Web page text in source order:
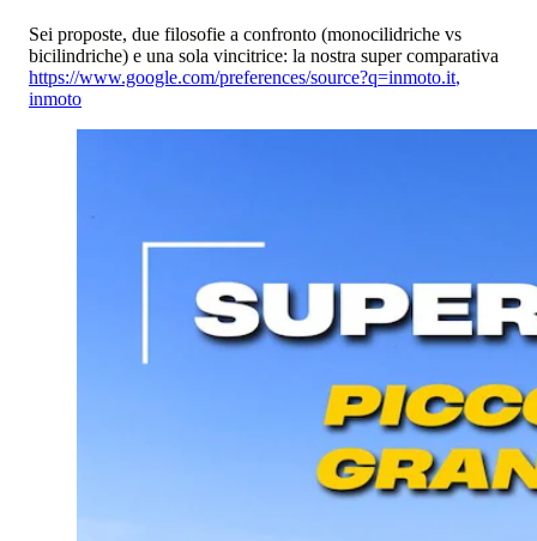
Sei proposte, due filosofie a confronto (monocilidriche vs
bicilindriche) e una sola vincitrice: la nostra super comparativa
https://www.google.com/preferences/source?q=inmoto.it,
inmoto